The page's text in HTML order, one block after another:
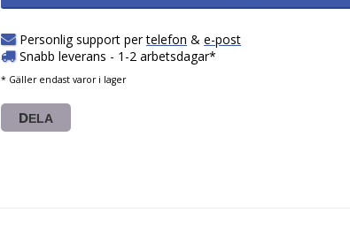
Personlig support pertelefon &e-post
Snabb leverans - 1-2 arbetsdagar*
* Gäller endast varor i lager
DELA